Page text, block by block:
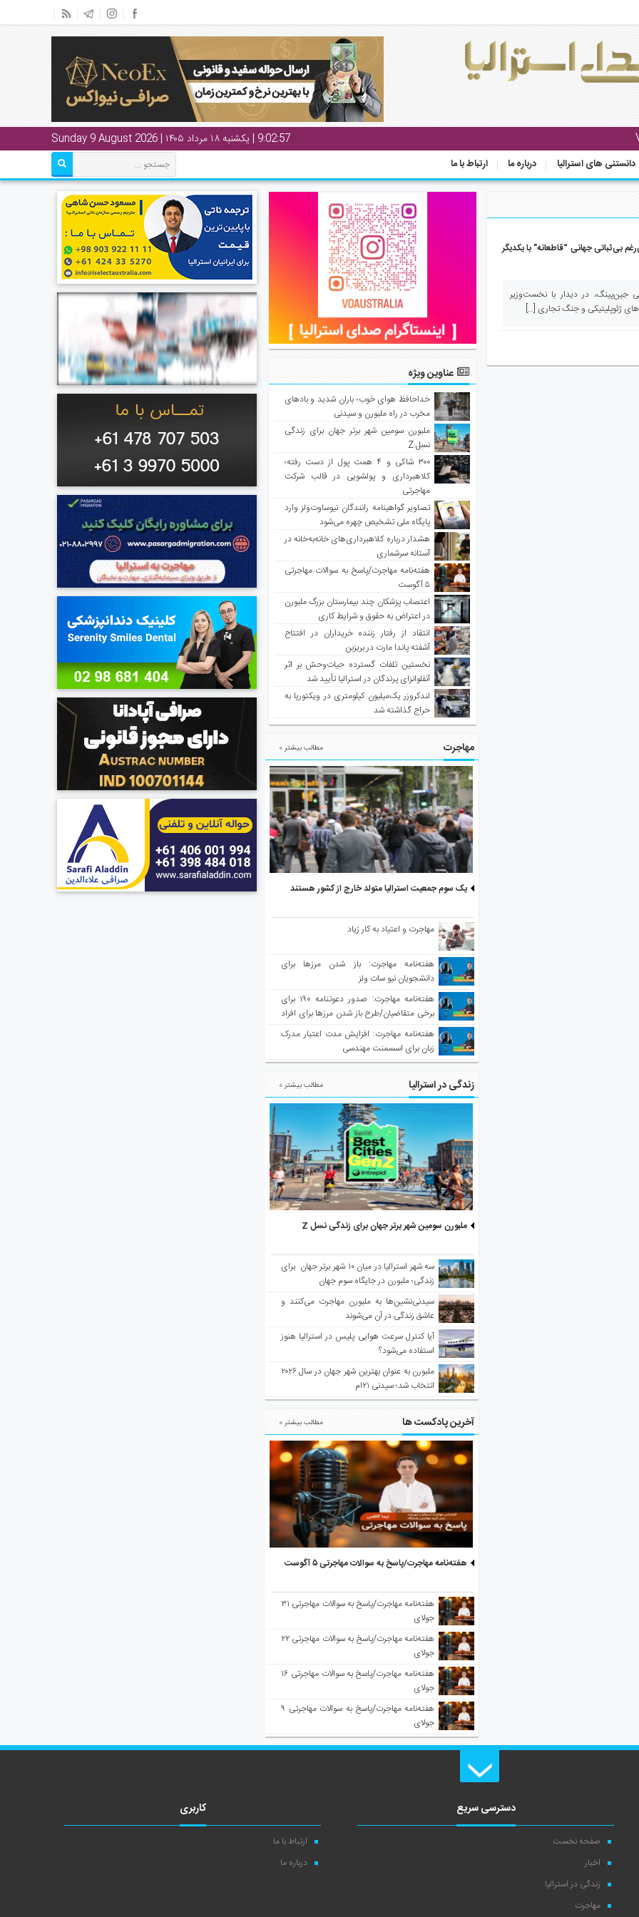
9:02:58 | یکشنبه ۱۸ مرداد ۱۴۰۵ | Sunday 9 August 2026
دانستنی های استرالیا درباره ما ارتباط با ما
بی‌ثباتی جهانی “قاطعانه” با یکدیگر
جین‌پینگ، در دیدار با نخست‌وزیر
ژئوپلیتیکی و جنگ تجاری […]
عناوین ویژه
خداحافظ هوای خوب؛ باران شدید و بادهای
مخرب در راه ملبورن و سیدنی
ملبورن سومین شهر برتر جهان برای زندگی
نسل Z
۳۰۰ شاکی و ۴ همت پول از دست رفته؛
کلاهبرداری و پولشویی در قالب شرکت
مهاجرتی
تصاویر گواهینامه رانندگان نیوساوت‌ولز وارد
پایگاه ملی تشخیص چهره می‌شود
هشدار درباره کلاهبرداری‌های خانه‌به‌خانه در
آستانه سرشماری
هفته‌نامه مهاجرت/پاسخ به سوالات مهاجرتی
۵ آگوست
اعتصاب پزشکان چند بیمارستان بزرگ ملبورن
در اعتراض به حقوق و شرایط کاری
انتقاد از رفتار زننده خریداران در افتتاح
آشفته پاندا مارت در بریزبن
نخستین تلفات گسترده حیات‌وحش بر اثر
آنفلوانزای پرندگان در استرالیا تأیید شد
لندکروزر یک‌میلیون کیلومتری در ویکتوریا به
حراج گذاشته شد
مهاجرت مطالب بیشتر »
یک سوم جمعیت استرالیا متولد خارج از کشور هستند
مهاجرت و اعتیاد به کار زیاد
هفته‌نامه مهاجرت: باز شدن مرزها برای
دانشجویان نیو سات ولز
هفته‌نامه مهاجرت: صدور دعوتنامه ۱۹۰ برای
برخی متقاضیان/طرح باز شدن مرزها برای افراد
واکسینه شده
هفته‌نامه مهاجرت: افزایش مدت اعتبار مدرک
زبان برای اسسمنت مهندسی
زندگی در استرالیا مطالب بیشتر »
ملبورن سومین شهر برتر جهان برای زندگی نسل Z
سه شهر استرالیا در میان ۱۰ شهر برتر جهان برای
زندگی؛ ملبورن در جایگاه سوم جهان
سیدنی‌نشین‌ها به ملبورن مهاجرت می‌کنند و
عاشق زندگی در آن می‌شوند
آیا کنترل سرعت هوایی پلیس در استرالیا هنوز
استفاده می‌شود؟
ملبورن به عنوان بهترین شهر جهان در سال ۲۰۲۶
انتخاب شد؛ سیدنی ۲۱‌ام
آخرین پادکست ها مطالب بیشتر »
هفته‌نامه مهاجرت/پاسخ به سوالات مهاجرتی ۵ آگوست
هفته‌نامه مهاجرت/پاسخ به سوالات مهاجرتی ۳۱
جولای
هفته‌نامه مهاجرت/پاسخ به سوالات مهاجرتی ۲۲
جولای
هفته‌نامه مهاجرت/پاسخ به سوالات مهاجرتی ۱۶
جولای
هفته‌نامه مهاجرت/پاسخ به سوالات مهاجرتی ۹
جولای
دسترسی سریع
صفحه نخست
اخبار
زندگی در استرالیا
مهاجرت
کاربری
ارتباط با ما
درباره ما